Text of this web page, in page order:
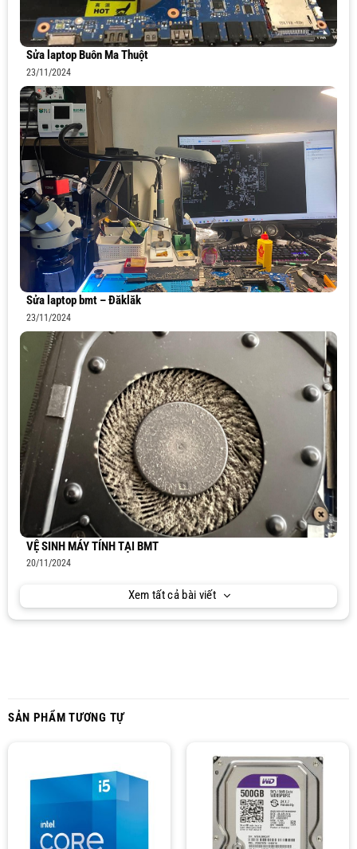
Sửa laptop Buôn Ma Thuột
23/11/2024
Sửa laptop bmt – Đăklăk
23/11/2024
VỆ SINH MÁY TÍNH TẠI BMT
20/11/2024
Xem tất cả bài viết
SẢN PHẨM TƯƠNG TỰ